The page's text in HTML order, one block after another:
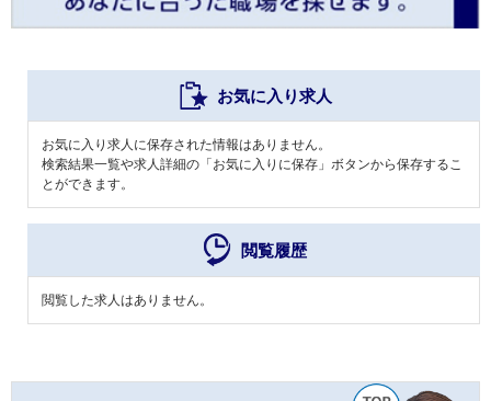
お気に入り求人
お気に入り求人に保存された情報はありません。
検索結果一覧や求人詳細の「お気に入りに保存」ボタンから保存するこ
とができます。
閲覧履歴
閲覧した求人はありません。